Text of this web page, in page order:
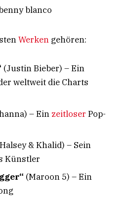
Werken gehören:
(Justin Bieber) – Ein
weltweit die Charts
– Ein zeitloser Pop-
& Khalid) – Sein
Künstler
(Maroon 5) – Ein